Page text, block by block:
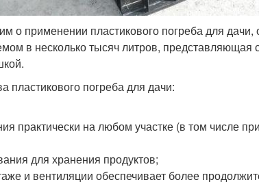
о применении пластикового погреба для
в несколько тысяч литров,
пластикового погреба для дачи:
практически на любом участке (в том числе
для хранения продуктов;
и вентиляции обеспечивает более